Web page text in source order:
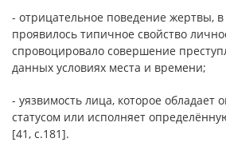
- отрицательное поведение жертвы,
проявилось типичное свойство
спровоцировало совершение
данных условиях места и времени;
- уязвимость лица, которое обладает
статусом или исполняет
[41, c.181].